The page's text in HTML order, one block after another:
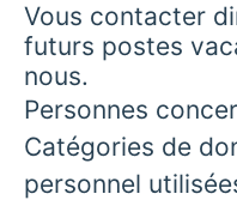
Vous contacter
futurs postes
nous.
Personnes
Catégories de
personnel